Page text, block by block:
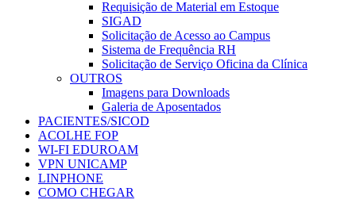
Requisição de Material em Estoque
SIGAD
Solicitação de Acesso ao Campus
Sistema de Frequência RH
Solicitação de Serviço Oficina da Clínica
OUTROS
Imagens para Downloads
Galeria de Aposentados
PACIENTES/SICOD
ACOLHE FOP
WI-FI EDUROAM
VPN UNICAMP
LINPHONE
COMO CHEGAR